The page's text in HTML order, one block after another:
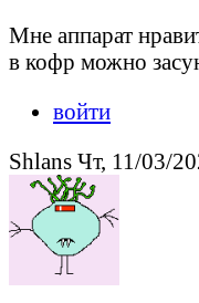
Мне аппарат
в кофр можно
войти
Shlans Чт, 11/03/